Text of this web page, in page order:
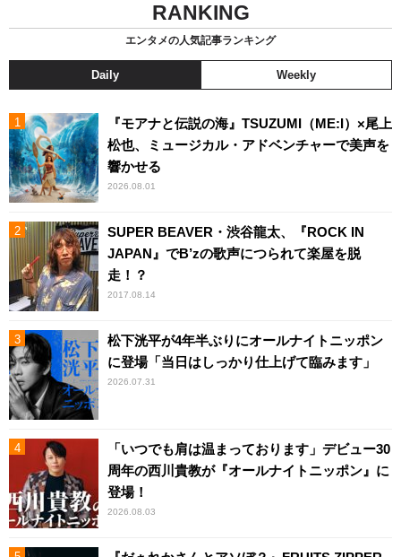
RANKING
エンタメの人気記事ランキング
Daily Weekly
『モアナと伝説の海』TSUZUMI（ME:I）×尾上
松也、ミュージカル・アドベンチャーで美声を
響かせる
2026.08.01
SUPER BEAVER・渋谷龍太、『ROCK IN
JAPAN』でB’zの歌声につられて楽屋を脱
走！？
2017.08.14
松下洸平が4年半ぶりにオールナイトニッポン
に登場「当日はしっかり仕上げて臨みます」
2026.07.31
「いつでも肩は温まっております」デビュー30
周年の西川貴教が『オールナイトニッポン』に
登場！
2026.08.03